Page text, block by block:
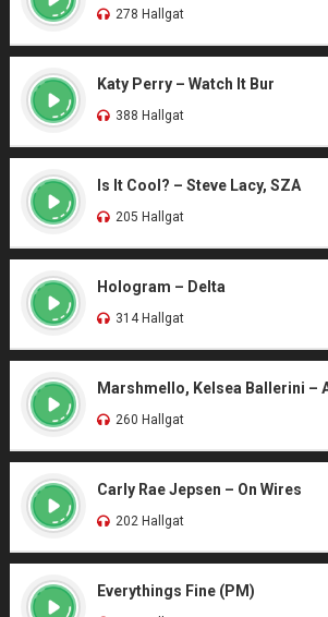
278 Hallgat
Katy Perry – Watch It Bur
388 Hallgat
Is It Cool? – Steve Lacy, SZA
205 Hallgat
Hologram – Delta
314 Hallgat
Marshmello, Kelsea Ballerini –
260 Hallgat
Carly Rae Jepsen – On Wires
202 Hallgat
Everythings Fine (PM)